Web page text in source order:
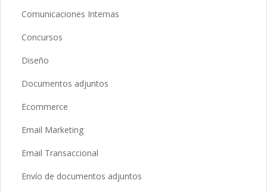
Comunicaciones Internas
Concursos
Diseño
Documentos adjuntos
Ecommerce
Email Marketing
Email Transaccional
Envío de documentos adjuntos